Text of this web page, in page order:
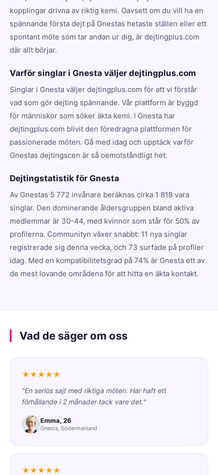
kopplingar drivna av riktig kemi. Oavsett om du vill ha en
spännande första dejt på Gnestas hetaste ställen eller ett
spontant möte som tar andan ur dig, är dejtingplus.com
där allt börjar.
Varför singlar i Gnesta väljer dejtingplus.com
Singlar i Gnesta väljer dejtingplus.com för att vi förstår
vad som gör dejting spännande. Vår plattform är byggd
för människor som söker äkta kemi. I Gnesta har
dejtingplus.com blivit den föredragna plattformen för
passionerade möten. Gå med idag och upptäck varför
Gnestas dejtingscen är så oemotståndligt het.
Dejtingstatistik för Gnesta
Av Gnestas 5 772 invånare beräknas cirka 1 818 vara
singlar. Den dominerande åldersgruppen bland aktiva
medlemmar är 30-44, med kvinnor som står för 50% av
profilerna. Communityn växer snabbt: 11 nya singlar
registrerade sig denna vecka, och 73 surfade på profiler
idag. Med en kompatibilitetsgrad på 74% är Gnesta ett av
de mest lovande områdena för att hitta en äkta kontakt.
Vad de säger om oss
★★★★★
"En seriös sajt med riktiga möten. Har haft ett
förhållande i 2 månader tack vare det."
Emma, 26
Gnesta, Södermanland
★★★★★